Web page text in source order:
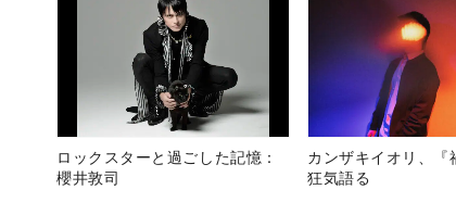
ロックスターと過ごした記憶：
櫻井敦司
カンザキイオリ、『
狂気語る